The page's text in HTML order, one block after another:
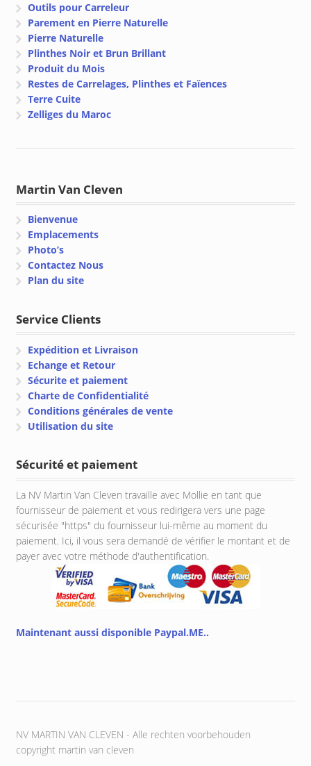
Outils pour Carreleur
Parement en Pierre Naturelle
Pierre Naturelle
Plinthes Noir et Brun Brillant
Produit du Mois
Restes de Carrelages, Plinthes et Faïences
Terre Cuite
Zelliges du Maroc
Martin Van Cleven
Bienvenue
Emplacements
Photo’s
Contactez Nous
Plan du site
Service Clients
Expédition et Livraison
Echange et Retour
Sécurite et paiement
Charte de Confidentialité
Conditions générales de vente
Utilisation du site
Sécurité et paiement
La NV Martin Van Cleven travaille avec Mollie en tant que
fournisseur de paiement et vous redirigera vers une page
sécurisée "https" du fournisseur lui-même au moment du
paiement. Ici, il vous sera demandé de vérifier le montant et de
payer avec votre méthode d'authentification.
Maintenant aussi disponible Paypal.ME..
NV MARTIN VAN CLEVEN - Alle rechten voorbehouden
copyright martin van cleven